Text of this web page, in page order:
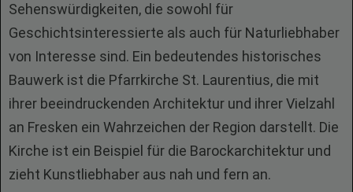
Sehenswürdigkeiten, die sowohl für
Geschichtsinteressierte als auch für Naturliebhaber
von Interesse sind. Ein bedeutendes historisches
Bauwerk ist die Pfarrkirche St. Laurentius, die mit
ihrer beeindruckenden Architektur und ihrer Vielzahl
an Fresken ein Wahrzeichen der Region darstellt. Die
Kirche ist ein Beispiel für die Barockarchitektur und
zieht Kunstliebhaber aus nah und fern an.